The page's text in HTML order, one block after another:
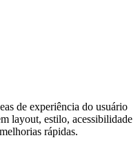
de experiência do usuário
layout, estilo, acessibilidade
rápidas.